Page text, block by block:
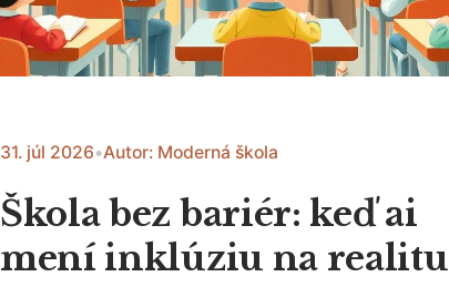
31. júl 2026•Autor: Moderná škola
Škola bez bariér: keď ai
mení inklúziu na realitu